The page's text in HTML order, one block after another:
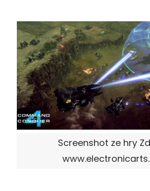
Screenshot ze hry